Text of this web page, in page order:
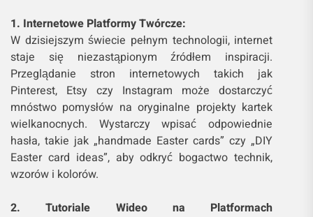
1. Internetowe Platformy Twórcze:
W dzisiejszym świecie pełnym technologii, internet
staje się niezastąpionym źródłem inspiracji.
Przeglądanie stron internetowych takich jak
Pinterest, Etsy czy Instagram może dostarczyć
mnóstwo pomysłów na oryginalne projekty kartek
wielkanocnych. Wystarczy wpisać odpowiednie
hasła, takie jak „handmade Easter cards” czy „DIY
Easter card ideas”, aby odkryć bogactwo technik,
wzorów i kolorów.
2. Tutoriale Wideo na Platformach